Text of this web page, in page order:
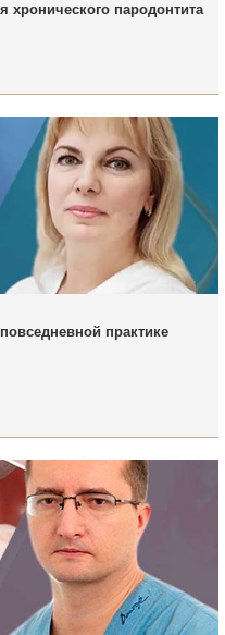
хронического пародонтита
практике